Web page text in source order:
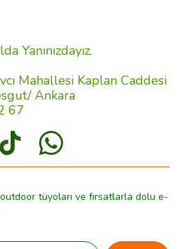
Yanınızdayız.
Mahallesi Kaplan Caddesi
Ankara
67
tüyoları ve fırsatlarla dolu e-